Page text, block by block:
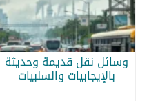
وسائل نقل قديمة وحديثة
بالإيجابيات والسلبيات